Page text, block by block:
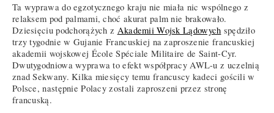
Ta wyprawa do egzotycznego kraju nie miała nic wspólnego z
relaksem pod palmami, choć akurat palm nie brakowało.
Dziesięciu podchorążych z Akademii Wojsk Lądowych spędziło
trzy tygodnie w Gujanie Francuskiej na zaproszenie francuskiej
akademii wojskowej École Spéciale Militaire de Saint-Cyr.
Dwutygodniowa wyprawa to efekt współpracy AWL-u z uczelnią
znad Sekwany. Kilka miesięcy temu francuscy kadeci gościli w
Polsce, następnie Polacy zostali zaproszeni przez stronę
francuską.